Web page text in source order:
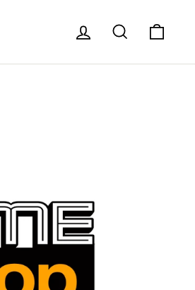
Log in Search